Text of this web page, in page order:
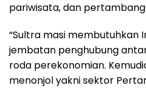
pariwisata, dan
“Sultra masi membutuhkan
jembatan penghubung
roda perekonomian.
menonjol yakni sektor